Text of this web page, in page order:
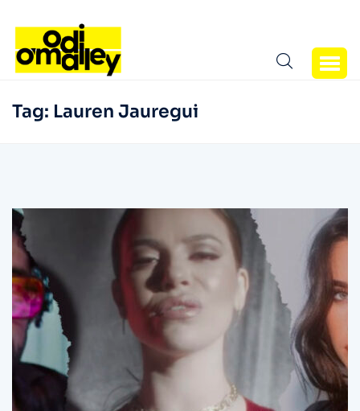
Tag: Lauren Jauregui